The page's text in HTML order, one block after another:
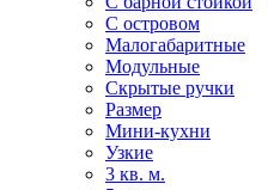
С островом
Малогабаритные
Модульные
Скрытые ручки
Размер
Мини-кухни
Узкие
3 кв. м.